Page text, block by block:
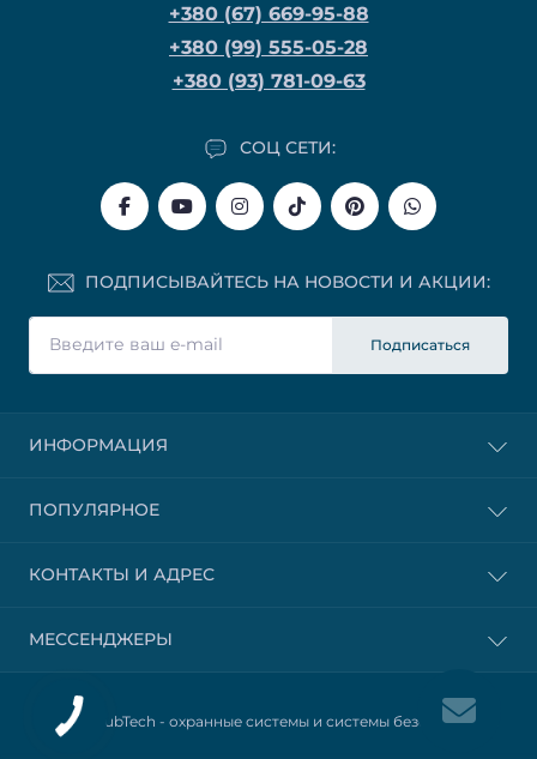
+380 (67) 669-95-88
+380 (99) 555-05-28
+380 (93) 781-09-63
СОЦ СЕТИ:
ПОДПИСЫВАЙТЕСЬ НА НОВОСТИ И АКЦИИ:
Подписаться
ИНФОРМАЦИЯ
ПОПУЛЯРНОЕ
КОНТАКТЫ И АДРЕС
МЕССЕНДЖЕРЫ
© 2025 HubTech - охранные системы и системы безопасности